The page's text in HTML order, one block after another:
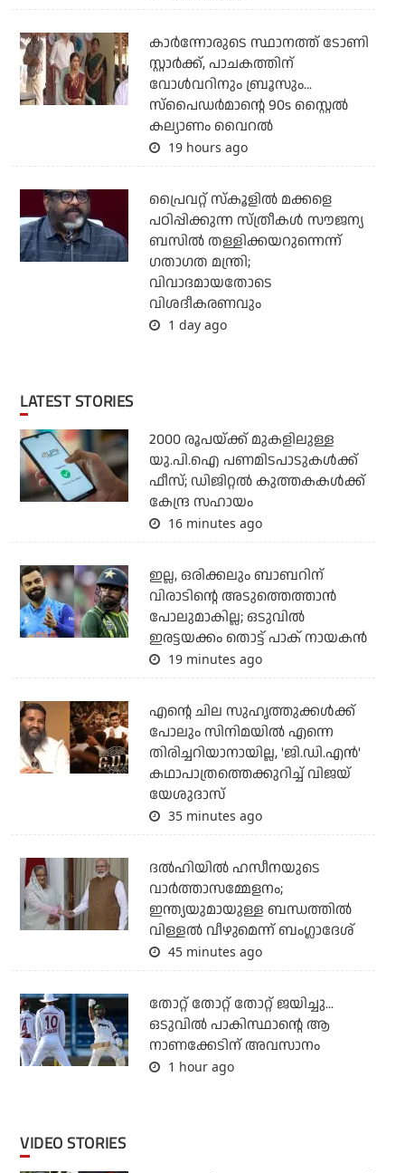
കാര്‍ന്നോരുടെ സ്ഥാനത്ത് ടോണി
സ്റ്റാര്‍ക്ക്, പാചകത്തിന്
വോള്‍വറിനും ബ്രൂസും...
സ്‌പൈഡര്‍മാന്റെ 90s സ്റ്റൈല്‍
കല്യാണം വൈറല്‍
19 hours ago
പ്രൈവറ്റ് സ്‌കൂളില്‍ മക്കളെ
പഠിപ്പിക്കുന്ന സ്ത്രീകള്‍ സൗജന്യ
ബസില്‍ തള്ളിക്കയറുന്നെന്ന്
ഗതാഗത മന്ത്രി;
വിവാദമായതോടെ
വിശദീകരണവും
1 day ago
LATEST STORIES
2000 രൂപയ്ക്ക് മുകളിലുള്ള
യു.പി.ഐ പണമിടപാടുകള്‍ക്ക്
ഫീസ്; ഡിജിറ്റല്‍ കുത്തകകള്‍ക്ക്
കേന്ദ്ര സഹായം
16 minutes ago
ഇല്ല, ഒരിക്കലും ബാബറിന്
വിരാടിന്റെ അടുത്തെത്താന്‍
പോലുമാകില്ല; ഒടുവില്‍
ഇരട്ടയക്കം തൊട്ട് പാക് നായകന്‍
19 minutes ago
എന്റെ ചില സുഹൃത്തുക്കൾക്ക്
പോലും സിനിമയിൽ എന്നെ
തിരിച്ചറിയാനായില്ല, 'ജി.ഡി.എൻ'
കഥാപാത്രത്തെക്കുറിച്ച് വിജയ്
യേശുദാസ്
35 minutes ago
ദല്‍ഹിയില്‍ ഹസീനയുടെ
വാര്‍ത്താസമ്മേളനം;
ഇന്ത്യയുമായുള്ള ബന്ധത്തില്‍
വിള്ളല്‍ വീഴുമെന്ന് ബംഗ്ലാദേശ്
45 minutes ago
തോറ്റ് തോറ്റ് തോറ്റ് ജയിച്ചു...
ഒടുവില്‍ പാകിസ്ഥാന്റെ ആ
നാണക്കേടിന് അവസാനം
1 hour ago
VIDEO STORIES